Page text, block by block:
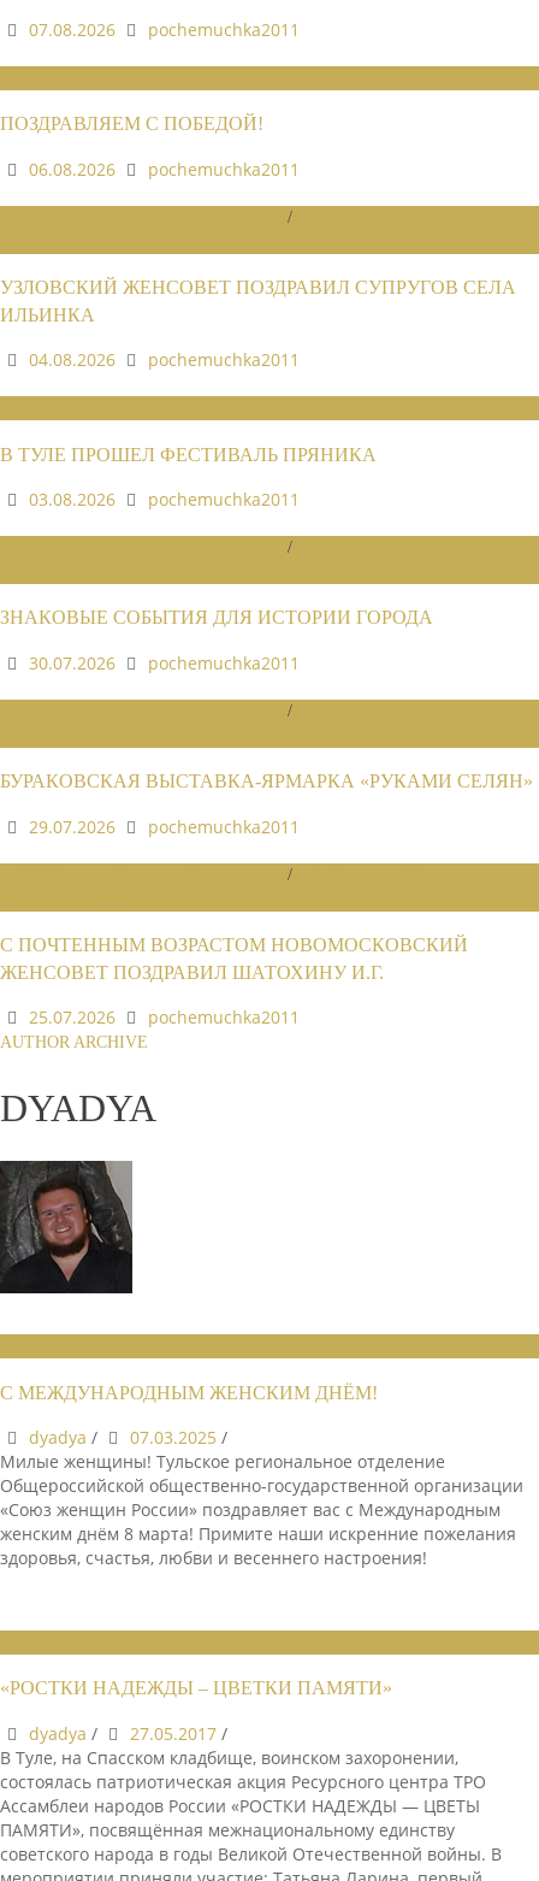
07.08.2026
pochemuchka2011
ПОЗДРАВЛЯЕМ С ПОБЕДОЙ!
06.08.2026
pochemuchka2011
/
УЗЛОВСКИЙ ЖЕНСОВЕТ ПОЗДРАВИЛ СУПРУГОВ СЕЛА
ИЛЬИНКА
04.08.2026
pochemuchka2011
В ТУЛЕ ПРОШЕЛ ФЕСТИВАЛЬ ПРЯНИКА
03.08.2026
pochemuchka2011
/
ЗНАКОВЫЕ СОБЫТИЯ ДЛЯ ИСТОРИИ ГОРОДА
30.07.2026
pochemuchka2011
/
БУРАКОВСКАЯ ВЫСТАВКА-ЯРМАРКА «РУКАМИ СЕЛЯН»
29.07.2026
pochemuchka2011
/
С ПОЧТЕННЫМ ВОЗРАСТОМ НОВОМОСКОВСКИЙ
ЖЕНСОВЕТ ПОЗДРАВИЛ ШАТОХИНУ И.Г.
25.07.2026
pochemuchka2011
AUTHOR ARCHIVE
DYADYA
С МЕЖДУНАРОДНЫМ ЖЕНСКИМ ДНЁМ!
dyadya / 07.03.2025 /
Милые женщины! Тульское региональное отделение
Общероссийской общественно-государственной организации
«Союз женщин России» поздравляет вас с Международным
женским днём 8 марта! Примите наши искренние пожелания
здоровья, счастья, любви и весеннего настроения!
«РОСТКИ НАДЕЖДЫ – ЦВЕТКИ ПАМЯТИ»
dyadya / 27.05.2017 /
В Туле, на Спасском кладбище, воинском захоронении,
состоялась патриотическая акция Ресурсного центра ТРО
Ассамблеи народов России «РОСТКИ НАДЕЖДЫ — ЦВЕТЫ
ПАМЯТИ», посвящённая межнациональному единству
советского народа в годы Великой Отечественной войны. В